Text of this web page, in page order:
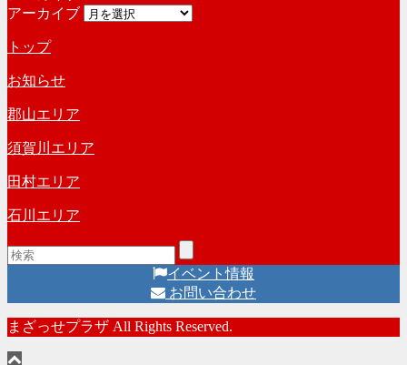
アーカイブ
トップ
お知らせ
郡山エリア
須賀川エリア
田村エリア
石川エリア
イベント情報
お問い合わせ
まざっせプラザ All Rights Reserved.